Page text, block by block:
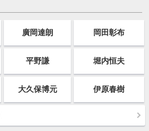
廣岡達朗 岡田彰布
平野謙 堀内恒夫
大久保博元 伊原春樹